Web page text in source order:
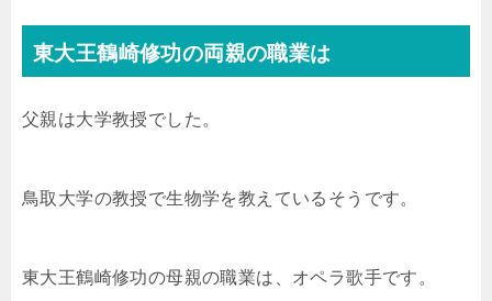
東大王鶴崎修功の両親の職業は
父親は大学教授でした。
鳥取大学の教授で生物学を教えているそうです。
東大王鶴崎修功の母親の職業は、オペラ歌手です。